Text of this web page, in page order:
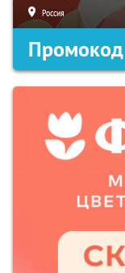
Россия
Промокод